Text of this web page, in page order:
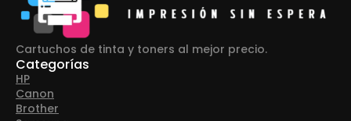
Cartuchos de tinta y toners al mejor precio.
Categorías
HP
Canon
Brother